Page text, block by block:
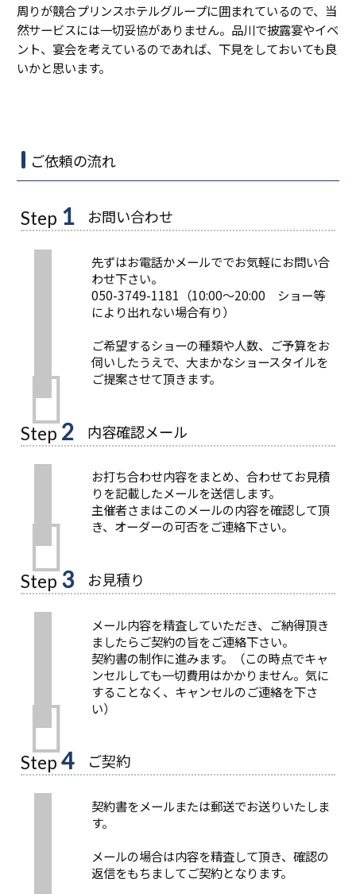
周りが競合プリンスホテルグループに囲まれているので、当
然サービスには一切妥協がありません。品川で披露宴やイベ
ント、宴会を考えているのであれば、下見をしておいても良
いかと思います。
ご依頼の流れ
Step 1 お問い合わせ
先ずはお電話かメールででお気軽にお問い合
わせ下さい。
050-3749-1181（10:00～20:00 ショー等
により出れない場合有り）
ご希望するショーの種類や人数、ご予算をお
伺いしたうえで、大まかなショースタイルを
ご提案させて頂きます。
Step 2 内容確認メール
お打ち合わせ内容をまとめ、合わせてお見積
りを記載したメールを送信します。
主催者さまはこのメールの内容を確認して頂
き、オーダーの可否をご連絡下さい。
Step 3 お見積り
メール内容を精査していただき、ご納得頂き
ましたらご契約の旨をご連絡下さい。
契約書の制作に進みます。（この時点でキャ
ンセルしても一切費用はかかりません。気に
することなく、キャンセルのご連絡を下さ
い）
Step 4 ご契約
契約書をメールまたは郵送でお送りいたしま
す。
メールの場合は内容を精査して頂き、確認の
返信をもちましてご契約となります。